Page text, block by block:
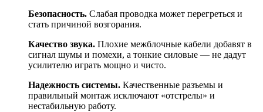
Безопасность. Слабая проводка может перегреться и
стать причиной возгорания.
Качество звука. Плохие межблочные кабели добавят в
сигнал шумы и помехи, а тонкие силовые — не дадут
усилителю играть мощно и чисто.
Надежность системы. Качественные разъемы и
правильный монтаж исключают «отстрелы» и
нестабильную работу.